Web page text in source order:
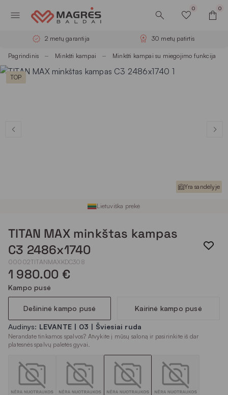
0 0
2 metų garantija 30 metų patirtis
Pagrindinis Minkšti kampai Minkšti kampai su miegojimo funkcija
TOP
Yra sandėlyje
Lietuviška prekė
TITAN MAX minkštas kampas
C3 2486x1740
00002TITANMAXKDC308
1 980.00 €
Kampo pusė
Dešininė kampo pusė Kairinė kampo pusė
Audinys: LEVANTE | 03 | Šviesiai ruda
Nerandate tinkamos spalvos? Atvykite į mūsų saloną ir pasirinkite iš dar
platesnės spalvų paletės gyvai.